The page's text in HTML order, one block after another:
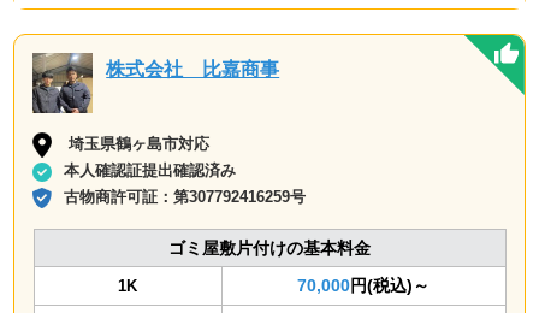
株式会社 比嘉商事
埼玉県鶴ヶ島市対応
本人確認証提出確認済み
古物商許可証：第307792416259号
ゴミ屋敷片付けの基本料金
1K 70,000円(税込)～